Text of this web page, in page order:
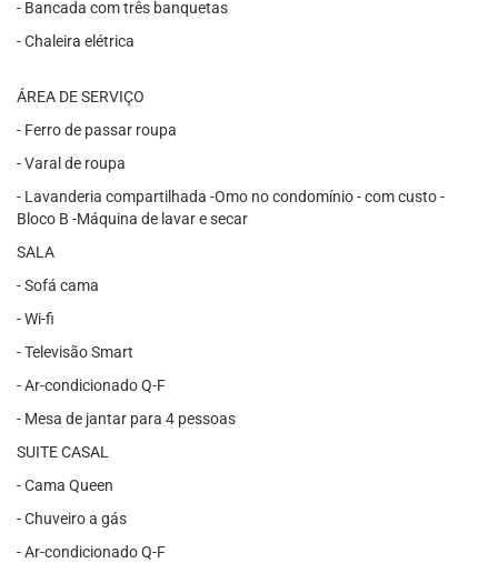
- Bancada com três banquetas
- Chaleira elétrica
ÁREA DE SERVIÇO
- Ferro de passar roupa
- Varal de roupa
- Lavanderia compartilhada -Omo no condomínio - com custo -
Bloco B -Máquina de lavar e secar
SALA
- Sofá cama
- Wi-fi
- Televisão Smart
- Ar-condicionado Q-F
- Mesa de jantar para 4 pessoas
SUITE CASAL
- Cama Queen
- Chuveiro a gás
- Ar-condicionado Q-F